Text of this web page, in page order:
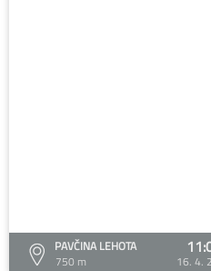
PAVČINA LEHOTA
750 m
16. 4.